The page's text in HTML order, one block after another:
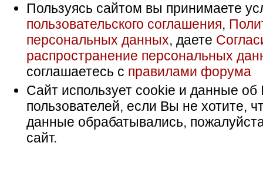
Пользуясь сайтом вы принимаете
пользовательского соглашения,
персональных данных, даете
распространение персональных
соглашаетесь с правилами форума
Сайт использует cookie и данные об
пользователей, если Вы не хотите,
данные обрабатывались,
сайт.